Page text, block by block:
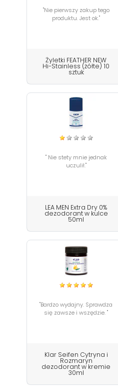
"Nie pierwszy zakup tego
produktu. Jest ok."
Żyletki FEATHER NEW
Hi-Stainless (żółte) 10
sztuk
" Nie stety mnie jednak
uczulił."
LEA MEN Extra Dry 0%
dezodorant w kulce
50ml
"Bardzo wydajny. Sprawdza
się zawsze i wszędzie. "
Klar Seifen Cytryna i
Rozmaryn
dezodorant w kremie
30ml